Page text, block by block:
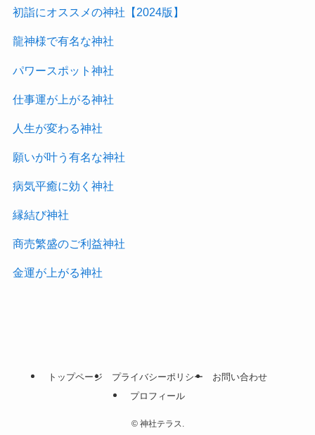
初詣にオススメの神社【2024版 】
龍神様で有名な神社
パワースポット神社
仕事運が上がる神社
人生が変わる神社
願いが叶う有名な神社
病気平癒に効く神社
縁結び神社
商売繁盛のご利益神社
金運が上がる神社
トップページ プライバシーポリシー
お問い合わせ
プロフィール
©神社テラス.